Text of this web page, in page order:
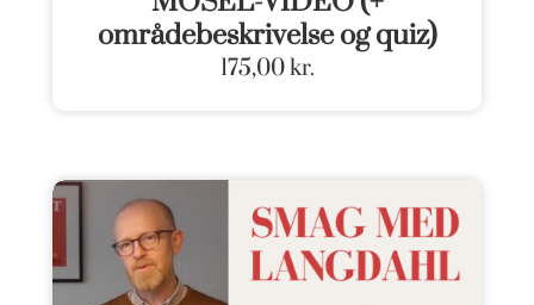
områdebeskrivelse og quiz)
175,00kr.